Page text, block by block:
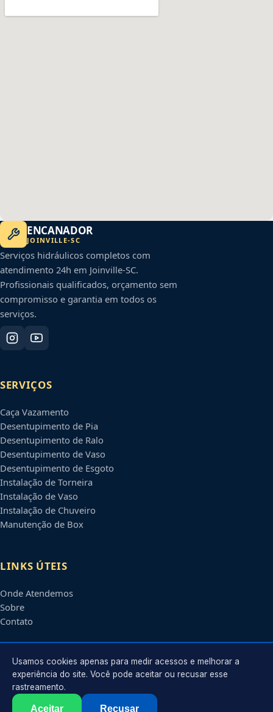
ENCANADOR
JOINVILLE-SC
Serviços hidráulicos completos com
atendimento 24h em Joinville-SC.
Profissionais qualificados, orçamento sem
compromisso e garantia em todos os
serviços.
SERVIÇOS
Caça Vazamento
Desentupimento de Pia
Desentupimento de Ralo
Desentupimento de Vaso
Desentupimento de Esgoto
Instalação de Torneira
Instalação de Vaso
Instalação de Chuveiro
Manutenção de Box
LINKS ÚTEIS
Onde Atendemos
Sobre
Contato
CONTATO
Atendimento em
contato@encanadoremjoinville.com.br
Usamos cookies apenas para medir acessos e melhorar a
experiência do site. Você pode aceitar ou recusar esse
rastreamento.
Aceitar Recusar